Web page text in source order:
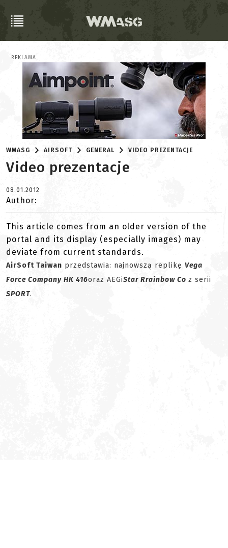
REKLAMA
WMASG AIRSOFT GENERAL VIDEO PREZENTACJE
Video prezentacje
08.01.2012
Author:
This article comes from an older version of the
portal and its display (especially images) may
deviate from current standards.
AirSoft Taiwan przedstawia: najnowszą replikę Vega
Force Company HK 416oraz AEGiStar Rrainbow Co z serii
SPORT.